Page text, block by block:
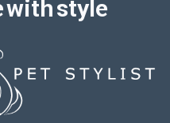
with style